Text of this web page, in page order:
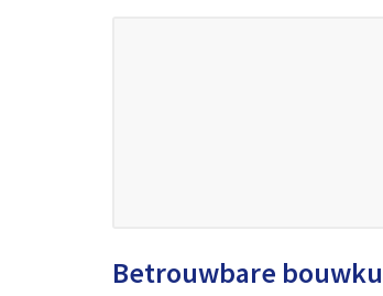
Betrouwbare